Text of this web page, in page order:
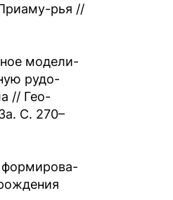
рья //
модели-
рудо-
// Гео-
С. 270–
формирова-